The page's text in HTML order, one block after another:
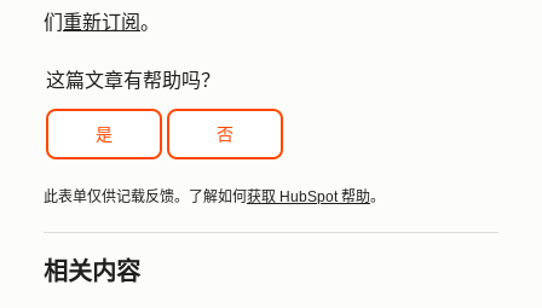
们 重新订阅。
这篇文章有帮助吗？
是 否
此表单仅供记载反馈。了解如何获取 HubSpot 帮助。
相关内容